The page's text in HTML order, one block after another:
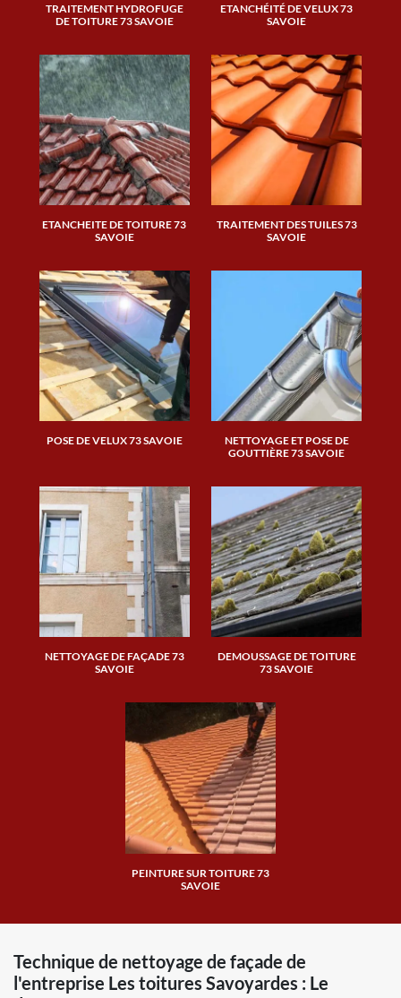
TRAITEMENT HYDROFUGE
DE TOITURE 73 SAVOIE
ETANCHÉITÉ DE VELUX 73
SAVOIE
ETANCHEITE DE TOITURE 73
SAVOIE
TRAITEMENT DES TUILES 73
SAVOIE
POSE DE VELUX 73 SAVOIE
NETTOYAGE ET POSE DE
GOUTTIÈRE 73 SAVOIE
NETTOYAGE DE FAÇADE 73
SAVOIE
DEMOUSSAGE DE TOITURE
73 SAVOIE
PEINTURE SUR TOITURE 73
SAVOIE
Technique de nettoyage de façade de
l'entreprise Les toitures Savoyardes : Le